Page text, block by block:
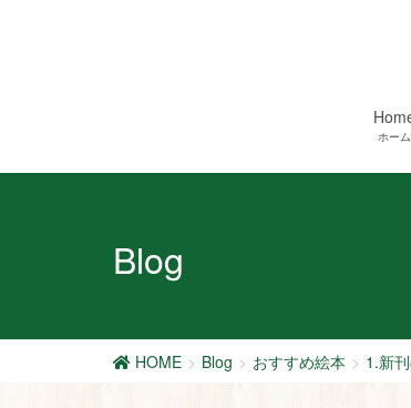
ホーム
Blog
HOME Blog おすすめ絵本 1.新